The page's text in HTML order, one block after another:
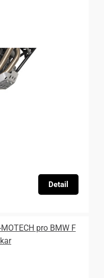
Detail
pro BMW F